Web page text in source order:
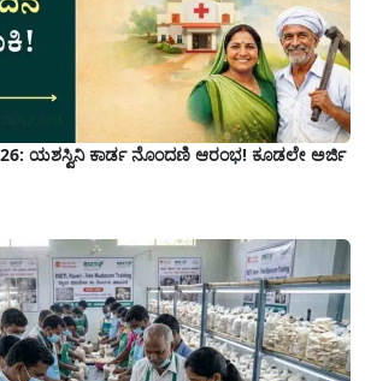
ಯಶಸ್ವಿನಿ ಕಾರ್ಡ ನೊಂದಣಿ ಆರಂಭ! ಕೂಡಲೇ ಅರ್ಜಿ